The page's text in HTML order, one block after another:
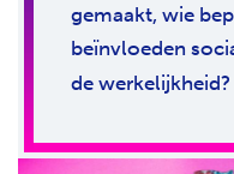
gemaakt, wie
beïnvloeden
de werkelijkheid?